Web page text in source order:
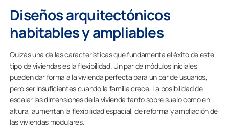
Diseños arquitectónicos
habitables y ampliables
Quizás una de las características que fundamenta el éxito de este
tipo de viviendas es la flexibilidad. Un par de módulos iniciales
pueden dar forma a la vivienda perfecta para un par de usuarios,
pero ser insuficientes cuando la familia crece. La posibilidad de
escalar las dimensiones de la vivienda tanto sobre suelo como en
altura, aumentan la flexibilidad espacial, de reforma y ampliación de
las viviendas modulares.